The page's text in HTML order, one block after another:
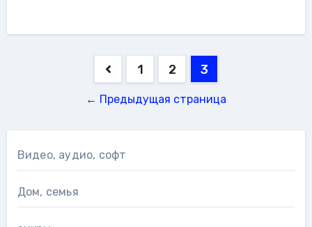
Навигация
1 2 3
← Предыдущая страница
Видео, аудио, софт
Дом, семья